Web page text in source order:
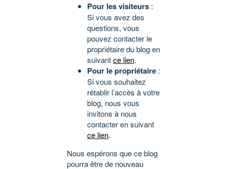
Pour les visiteurs :
Si vous avez des
questions, vous
pouvez contacter le
propriétaire du blog en
suivantce lien.
Pour le propriétaire :
Si vous souhaitez
rétablir l’accès à votre
blog, nous vous
invitons à nous
contacter en suivant
ce lien.
Nous espérons que ce blog
pourra être de nouveau